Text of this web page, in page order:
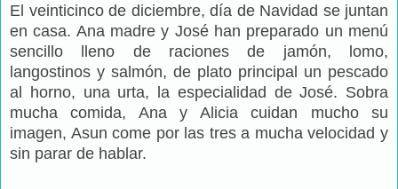
El veinticinco de diciembre, día de Navidad se juntan
en casa. Ana madre y José han preparado un menú
sencillo lleno de raciones de jamón, lomo,
langostinos y salmón, de plato principal un pescado
al horno, una urta, la especialidad de José. Sobra
mucha comida, Ana y Alicia cuidan mucho su
imagen, Asun come por las tres a mucha velocidad y
sin parar de hablar.